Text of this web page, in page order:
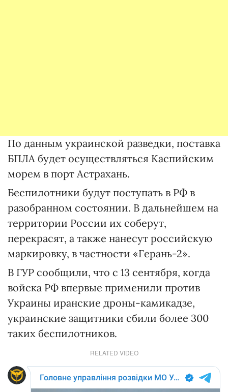
По данным украинской разведки, поставка
БПЛА будет осуществляться Каспийским
морем в порт Астрахань.
Беспилотники будут поступать в РФ в
разобранном состоянии. В дальнейшем на
территории России их соберут,
перекрасят, а также нанесут российскую
маркировку, в частности «Герань-2».
В ГУР сообщили, что с 13 сентября, когда
войска РФ впервые применили против
Украины иранские дроны-камикадзе,
украинские защитники сбили более 300
таких беспилотников.
RELATED VIDEO